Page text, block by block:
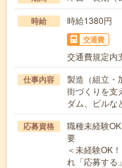
時給 時給1380円
交通費
交通費規定内
仕事内容
製造（組立・
街づくりを支
ダム、ビル
応募資格
職種未経験
要
＜未経験OK
れ「応募す